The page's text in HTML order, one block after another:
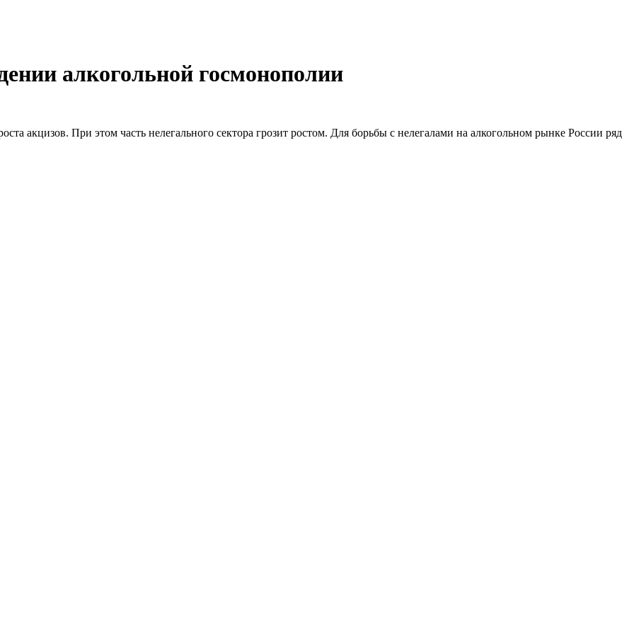
алкогольной госмонополии
акцизов. При этом часть нелегального сектора грозит ростом. Для борьбы с нелегалами на алкогольном рынке России ряд